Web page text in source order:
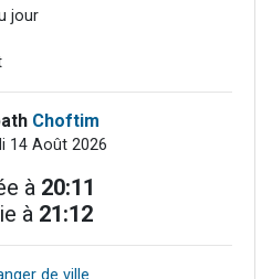
jour
Choftim
14 Août 2026
à 20:11
à 21:12
de ville